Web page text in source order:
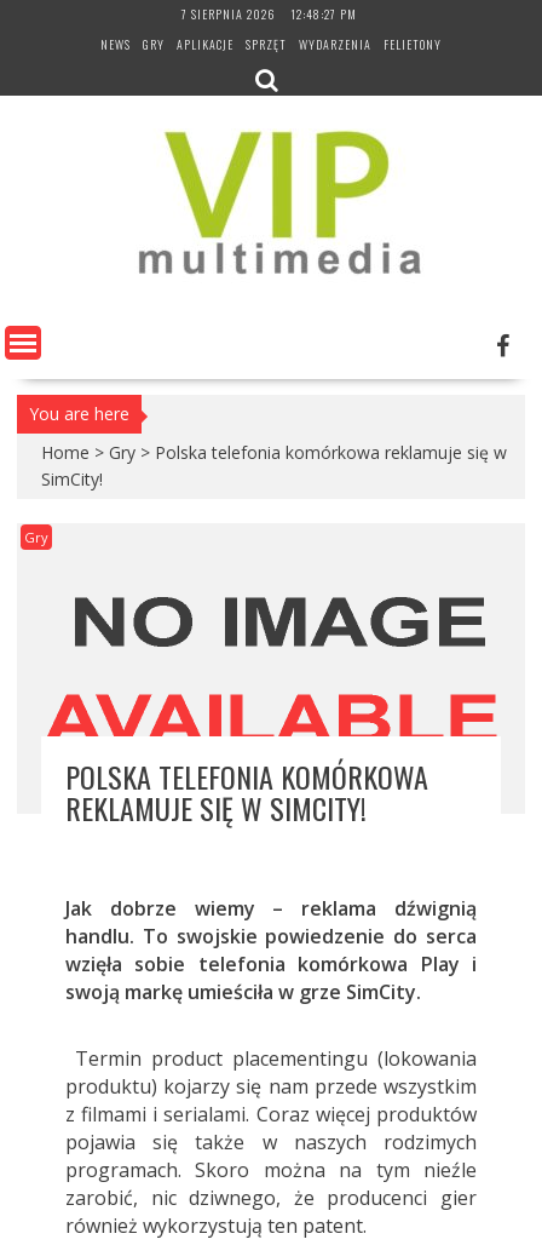
7 SIERPNIA 2026
12:48:27 PM
NEWS
GRY APLIKACJE SPRZĘT WYDARZENIA FELIETONY
You are here
Home > Gry > Polska telefonia komórkowa reklamuje się w
SimCity!
Gry
POLSKA TELEFONIA KOMÓRKOWA
REKLAMUJE SIĘ W SIMCITY!
Jak dobrze wiemy – reklama dźwignią
handlu. To swojskie powiedzenie do serca
wzięła sobie telefonia komórkowa Play i
swoją markę umieściła w grze SimCity.
Termin product placementingu (lokowania
produktu) kojarzy się nam przede wszystkim
z filmami i serialami. Coraz więcej produktów
pojawia się także w naszych rodzimych
programach. Skoro można na tym nieźle
zarobić, nic dziwnego, że producenci gier
również wykorzystują ten patent.